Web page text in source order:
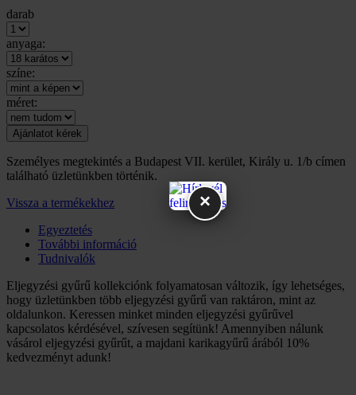
darab
anyaga:
színe:
méret:
Személyes megtekintés a Budapest VII. kerület, Király u. 1/b címen
található üzletünkben történik.
Vissza a termékekhez
Egyeztetés
További információ
Tudnivalók
Eljegyzési gyűrű kollekciónk folyamatosan változik, így lehetséges,
hogy üzletünkben több eljegyzési gyűrű van raktáron, mint az
oldalunkon. Keressen minket minden eljegyzési gyűrűvel
kapcsolatos kérdésével, szívesen segítünk! Amennyiben nálunk
vásárol eljegyzési gyűrűt, a majdani karikagyűrű árából 10%
kedvezményt adunk!
×